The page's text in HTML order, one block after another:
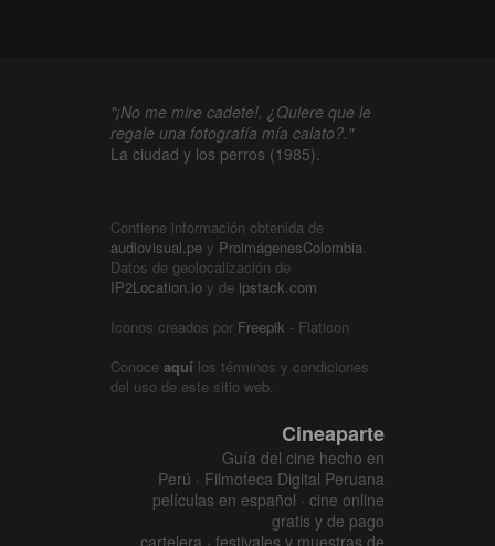
"¡No me mire cadete!, ¿Quiere que le
regale una fotografía mía calato?."
La ciudad y los perros (1985).
Contiene información obtenida de
audiovisual.pe y ProimágenesColombia.
Datos de geolocalización de
IP2Location.io y de ipstack.com
Iconos creados por Freepik - Flaticon
Conoce aquí los términos y condiciones
del uso de este sitio web.
Cineaparte
Guía del cine hecho en
Perú · Filmoteca Digital Peruana
películas en español · cine online
gratis y de pago